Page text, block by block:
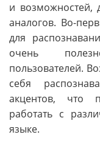
и возможностей,
аналогов. Во-
для
очень
пользователей.
себя
акцентов, что
работать с
языке.